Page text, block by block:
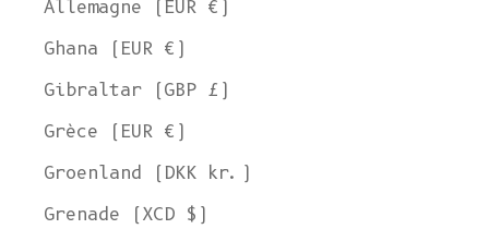
Allemagne (EUR €)
Ghana (EUR €)
Gibraltar (GBP £)
Grèce (EUR €)
Groenland (DKK kr.)
Grenade (XCD $)